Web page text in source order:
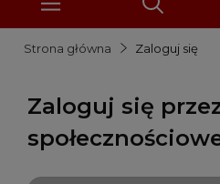
Strona główna Zaloguj się
Zaloguj się